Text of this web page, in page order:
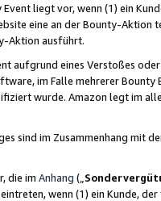
liegt vor, wenn (1) ein
eine an der Bounty-
Aktion ausführt.
eines Verstoßes
im Falle mehrerer
wurde. Amazon legt im
sind im Zusammenhang mit
die im Anhang („
wenn (1) ein Kunde,